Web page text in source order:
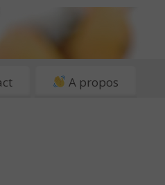
A propos